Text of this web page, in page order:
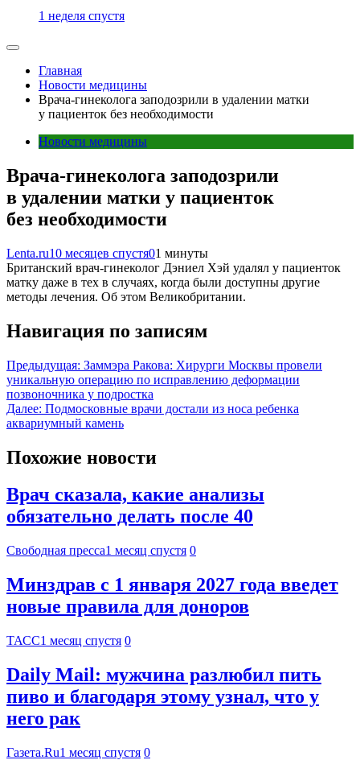
1 неделя спустя
Главная
Новости медицины
Врача-гинеколога заподозрили в удалении матки
у пациенток без необходимости
Новости медицины
Врача-гинеколога заподозрили
в удалении матки у пациенток
без необходимости
Lenta.ru10 месяцев спустя01 минуты
Британский врач-гинеколог Дэниел Хэй удалял у пациенток
матку даже в тех в случаях, когда были доступны другие
методы лечения. Об этом Великобритании.
Навигация по записям
Предыдущая: Заммэра Ракова: Хирурги Москвы провели
уникальную операцию по исправлению деформации
позвоночника у подростка
Далее: Подмосковные врачи достали из носа ребенка
аквариумный камень
Похожие новости
Врач сказала, какие анализы
обязательно делать после 40
Свободная пресса1 месяц спустя 0
Минздрав с 1 января 2027 года введет
новые правила для доноров
ТАСС1 месяц спустя 0
Daily Mail: мужчина разлюбил пить
пиво и благодаря этому узнал, что у
него рак
Газета.Ru1 месяц спустя 0